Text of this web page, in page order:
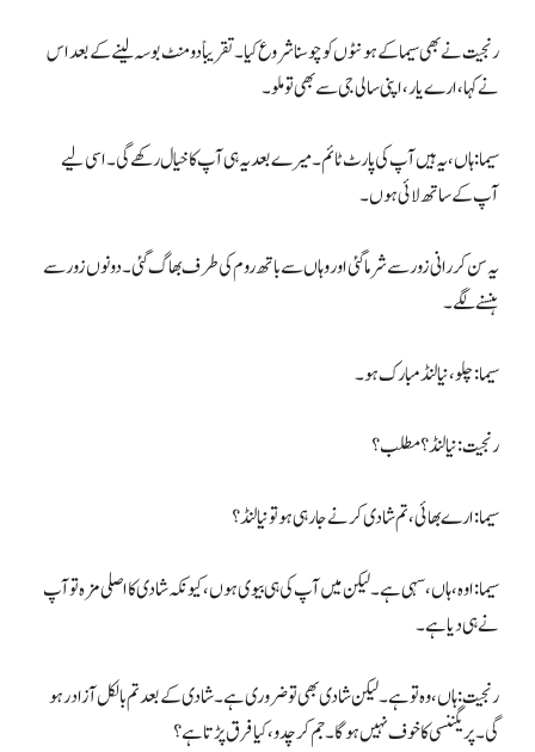
رنجیت نے بھی سیما کے ہونٹوں کو چوسنا شروع کیا۔ تقریباً دو منٹ بوسہ لینے کے بعد اس
نے کہا، ارے یار، اپنی سالی جی سے بھی تو ملو۔
سیما: ہاں، یہ ہیں آپ کی پارٹ ٹائم۔ میرے بعد یہ ہی آپ کا خیال رکھے گی۔ اسی لیے
آپ کے ساتھ لائی ہوں۔
یہ سن کر رانی زور سے شرما گئی اور وہاں سے باتھ روم کی طرف بھاگ گئی۔ دونوں زور سے
ہنسنے لگے۔
سیما: چلو، نیا لنڈ مبارک ہو۔
رنجیت: نیا لنڈ؟ مطلب؟
سیما: ارے بھائی، تم شادی کرنے جا رہی ہو تو نیا لنڈ؟
سیما: اوہ، ہاں، سہی ہے۔ لیکن میں آپ کی ہی بیوی ہوں، کیونکہ شادی کا اصلی مزہ تو آپ
نے ہی دیا ہے۔
رنجیت: ہاں، وہ تو ہے۔ لیکن شادی بھی تو ضروری ہے۔ شادی کے بعد تم بالکل آزاد رہو
گی۔ پریگننسی کا خوف نہیں ہوگا۔ جم کر چدو، کیا فرق پڑتا ہے؟